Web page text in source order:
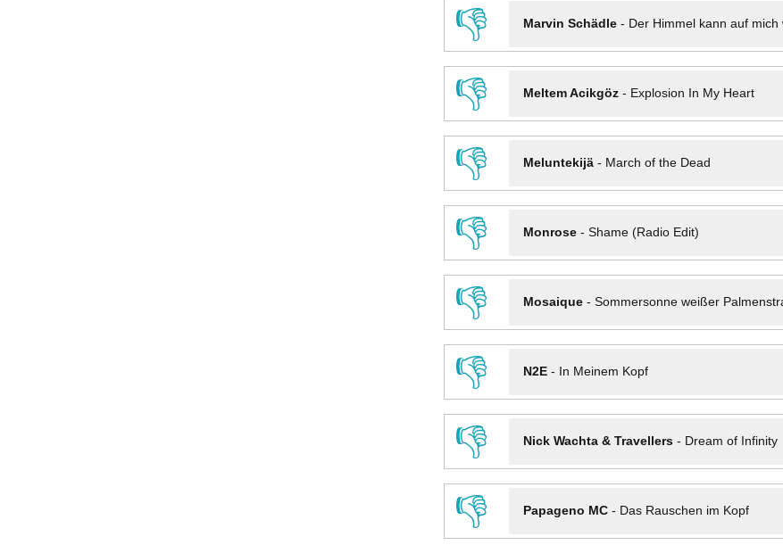
👎
Marvin Schädle- Der Himmel kann auf mich
👎
Meltem Acikgöz- Explosion In My Heart
👎
Meluntekijä- March of the Dead
👎
Monrose- Shame (Radio Edit)
👎
Mosaique- Sommersonne weißer
👎
N2E- In Meinem Kopf
👎
Nick Wachta & Travellers- Dream of Infinity
👎
Papageno MC- Das Rauschen im Kopf